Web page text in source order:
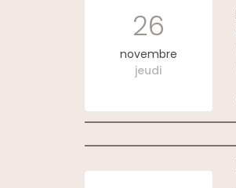
26
novembre
jeudi